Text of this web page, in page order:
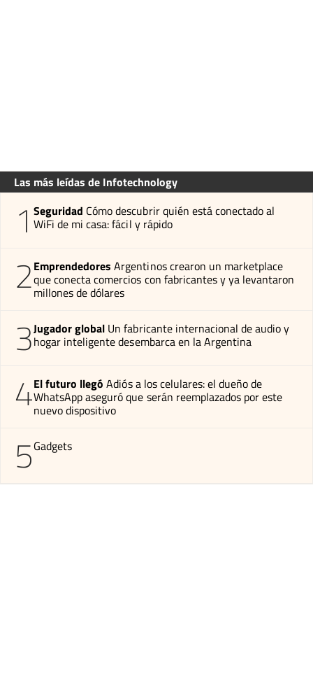
Las más leídas de Infotechnology
1 Seguridad Cómo descubrir quién está conectado al
WiFi de mi casa: fácil y rápido
2Emprendedores Argentinos crearon un marketplace
que conecta comercios con fabricantes y ya levantaron
millones de dólares
3Jugador global Un fabricante internacional de audio y
hogar inteligente desembarca en la Argentina
4El futuro llegó Adiós a los celulares: el dueño de
WhatsApp aseguró que serán reemplazados por este
nuevo dispositivo
5Gadgets